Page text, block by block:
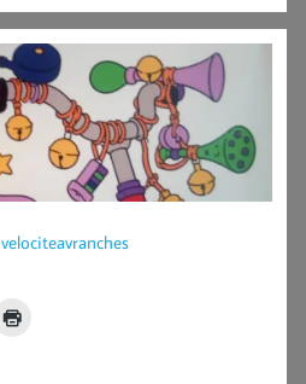
velociteavranches